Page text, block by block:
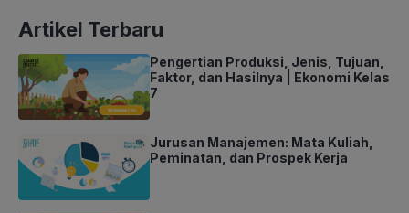
Artikel Terbaru
Pengertian Produksi, Jenis, Tujuan,
Faktor, dan Hasilnya | Ekonomi Kelas
7
Jurusan Manajemen: Mata Kuliah,
Peminatan, dan Prospek Kerja